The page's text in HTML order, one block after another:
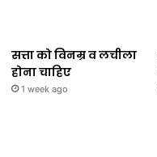
सत्ता को विनम्र व लचीला
होना चाहिए
1 week ago